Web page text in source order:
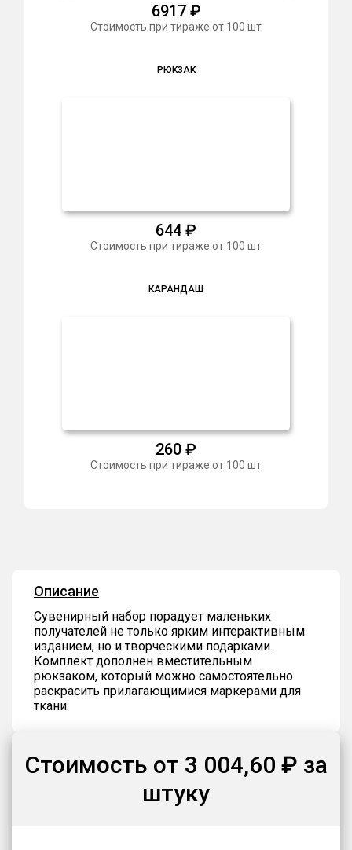
6917₽
Стоимость при тираже от 100 шт
РЮКЗАК
644 ₽
Стоимость при тираже от 100 шт
КАРАНДАШ
260 ₽
Стоимость при тираже от 100 шт
Описание
Сувенирный набор порадует маленьких
получателей не только ярким интерактивным
изданием, но и творческими подарками.
Комплект дополнен вместительным
рюкзаком, который можно самостоятельно
раскрасить прилагающимися маркерами для
ткани.
Стоимость от 3 004,60 ₽ за
штуку